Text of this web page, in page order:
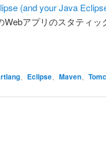
(and your Java
アプリのスタティ
Eclipse Maven